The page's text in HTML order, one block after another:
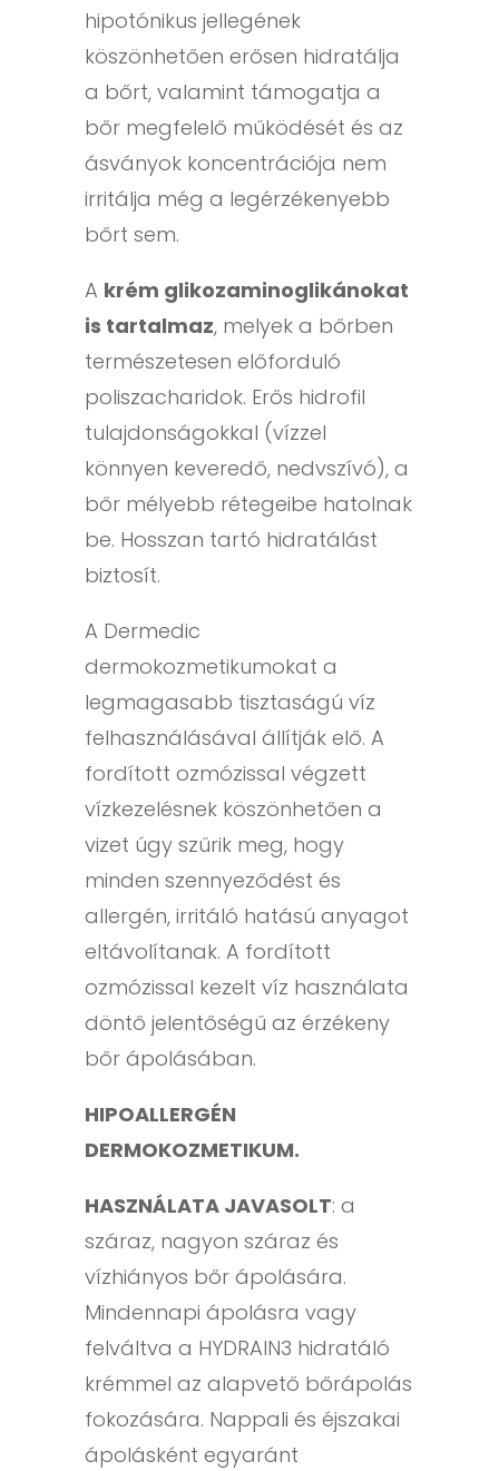
hipotónikus jellegének
köszönhetően erősen hidratálja
a bőrt, valamint támogatja a
bőr megfelelő működését és az
ásványok koncentrációja nem
irritálja még a legérzékenyebb
bőrt sem.
A krém glikozaminoglikánokat
is tartalmaz, melyek a bőrben
természetesen előforduló
poliszacharidok. Erős hidrofil
tulajdonságokkal (vízzel
könnyen keveredő, nedvszívó), a
bőr mélyebb rétegeibe hatolnak
be. Hosszan tartó hidratálást
biztosít.
A Dermedic
dermokozmetikumokat a
legmagasabb tisztaságú víz
felhasználásával állítják elő. A
fordított ozmózissal végzett
vízkezelésnek köszönhetően a
vizet úgy szűrik meg, hogy
minden szennyeződést és
allergén, irritáló hatású anyagot
eltávolítanak. A fordított
ozmózissal kezelt víz használata
döntő jelentőségű az érzékeny
bőr ápolásában.
HIPOALLERGÉN
DERMOKOZMETIKUM.
HASZNÁLATA JAVASOLT: a
száraz, nagyon száraz és
vízhiányos bőr ápolására.
Mindennapi ápolásra vagy
felváltva a HYDRAIN3 hidratáló
krémmel az alapvető bőrápolás
fokozására. Nappali és éjszakai
ápolásként egyaránt